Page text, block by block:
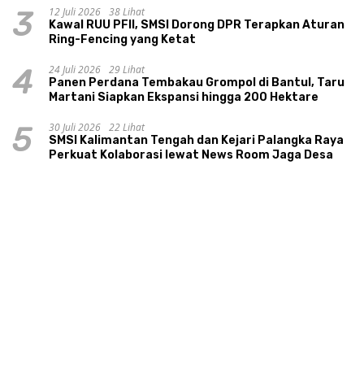
3 12 Juli 2026 38 Lihat
Kawal RUU PFII, SMSI Dorong DPR Terapkan Aturan
Ring-Fencing yang Ketat
4 24 Juli 2026 29 Lihat
Panen Perdana Tembakau Grompol di Bantul, Taru
Martani Siapkan Ekspansi hingga 200 Hektare
5 30 Juli 2026 22 Lihat
SMSI Kalimantan Tengah dan Kejari Palangka Raya
Perkuat Kolaborasi lewat News Room Jaga Desa